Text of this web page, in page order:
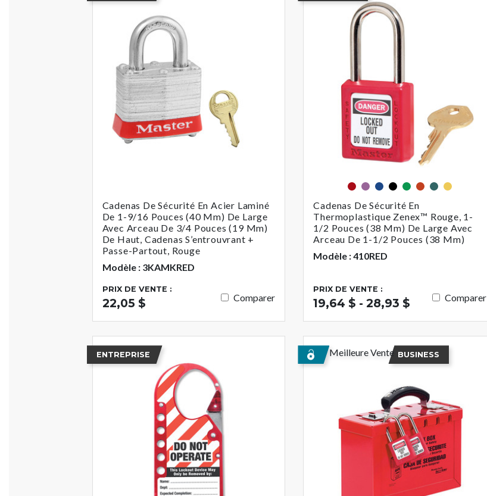
Cadenas De Sécurité En Acier Laminé
De 1-9/16 Pouces (40 Mm) De Large
Avec Arceau De 3/4 Pouces (19 Mm)
De Haut, Cadenas S’entrouvrant +
Passe-Partout, Rouge
Modèle : 3KAMKRED
PRIX DE VENTE :
22,05 $ Comparer
RougeViolet
BleuNoirVertOrange
Sarcelle
jaune
Cadenas De Sécurité En
Thermoplastique Zenex™ Rouge, 1-
1/2 Pouces (38 Mm) De Large Avec
Arceau De 1-1/2 Pouces (38 Mm)
Modèle : 410RED
PRIX DE VENTE :
19,64 $ - 28,93 $ Comparer
ENTREPRISE Meilleure Vente BUSINESS